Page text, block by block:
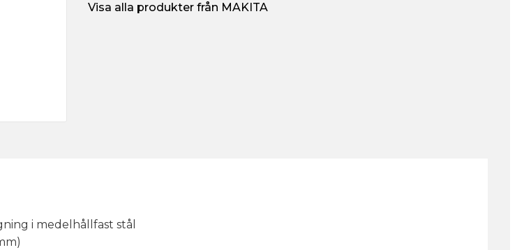
Visa alla produkter från MAKITA
i medelhållfast stål